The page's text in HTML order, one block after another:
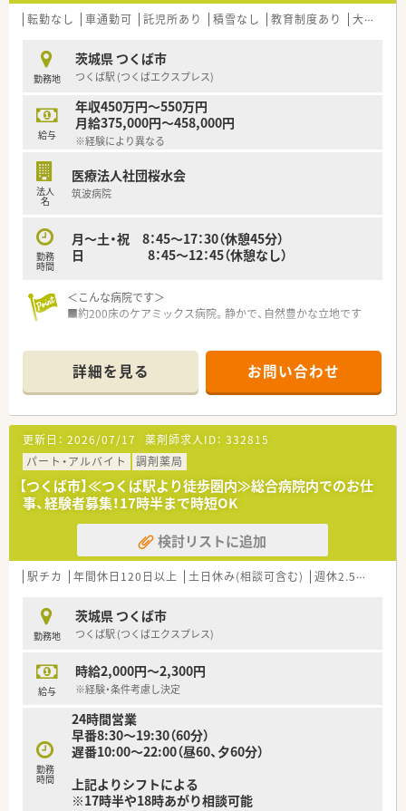
転勤なし 車通勤可 託児所あり 積雪なし 教育制度あり 大手チェーン以外
勤務地
茨城県 つくば市
つくば駅 (つくばエクスプレス)
給与
年収450万円～550万円
月給375,000円～458,000円
※経験により異なる
法人
名
医療法人社団桜水会
筑波病院
勤務
時間
月～土・祝 8：45～17：30（休憩45分）
日 8：45～12：45（休憩なし）
＜こんな病院です＞
■約200床のケアミックス病院。静かで、自然豊かな立地です
■入院患者様は寝たきりや認知症の患者様が多く、患者様と直接
というよりは医療従事者同士のコミュニケーションがメインに
なります
■病棟は2・3・4階にあり、病棟の2・3階に薬剤師を1名ずつ配置し
ています。今後は４Fにも1名配置していきたい考えです。
■医師・看護師との関係は良好で、処方意図の確認なども気兼ね
なく行える関係性です。
■ドクターからの処方箋は手書きです。
■外来は約10数名で基本的には院外処方です。
＜人員体制について＞
■薬剤師は常勤2名、嘱託社員2名、パート社員4名が在籍してお
り、常時4名前後です
■年齢層は40~50代が中心でパート社員は30代が中心です。木
クターが人気のため）
＜福利厚生＞
食事が食べられます。
詳細を見る お問い合わせ
更新日： 2026/07/17 薬剤師求人ID： 332815
パート・アルバイト
調剤薬局
【つくば市】≪つくば駅より徒歩圏内≫総合病院内でのお仕
事、経験者募集！17時半まで時短OK
検討リストに追加
駅チカ 年間休日120日以上 土日休み(相談可含む) 週休2.5日以上
勤務地
茨城県 つくば市
つくば駅 (つくばエクスプレス)
給与
時給2,000円～2,300円
※経験・条件考慮し決定
勤務
時間
24時間営業
早番8:30～19:30（60分）
遅番10:00～22:00（昼60、夕60分）
上記よりシフトによる
※17時半や18時あがり相談可能